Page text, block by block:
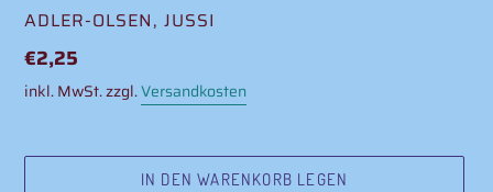
VERKÄUFER
ADLER-OLSEN, JUSSI
Normaler
Preis
€2,25
inkl. MwSt. zzgl.Versandkosten
IN DEN WARENKORB LEGEN